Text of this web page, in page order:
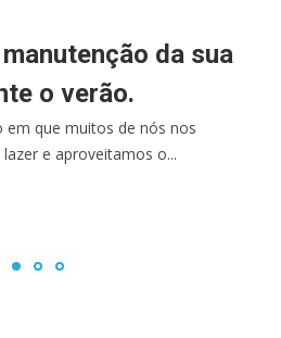
da sua
o verão.
em que muitos de nós nos
e aproveitamos o...